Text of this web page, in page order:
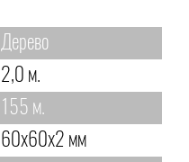
Дерево
2,0 м.
155 м.
60х60х2 мм